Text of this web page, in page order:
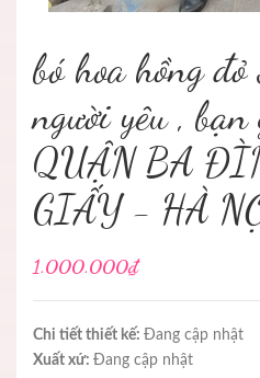
bó hoa hồng
người yêu ,
QUẬN BA
GIẤY - HÀ
1.000.000₫
Chi tiết thiết kế: Đang cập nhật
Xuất xứ: Đang cập nhật